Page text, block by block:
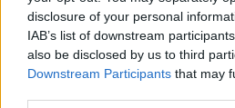
disclosure of your personal
IAB’s list of downstream
also be disclosed by us to third
Downstream Participants that may
© RIPRODUZIONE RISERVATA
Vai alla